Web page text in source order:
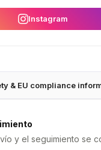
Instagram
& EU compliance
y el seguimiento se